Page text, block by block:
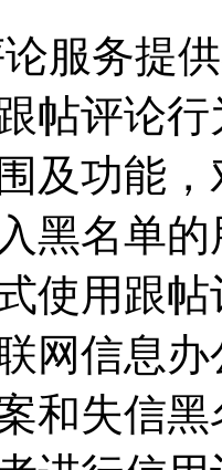
服务提
帖评论
及功能
黑名单
使用跟
网信息
和失信